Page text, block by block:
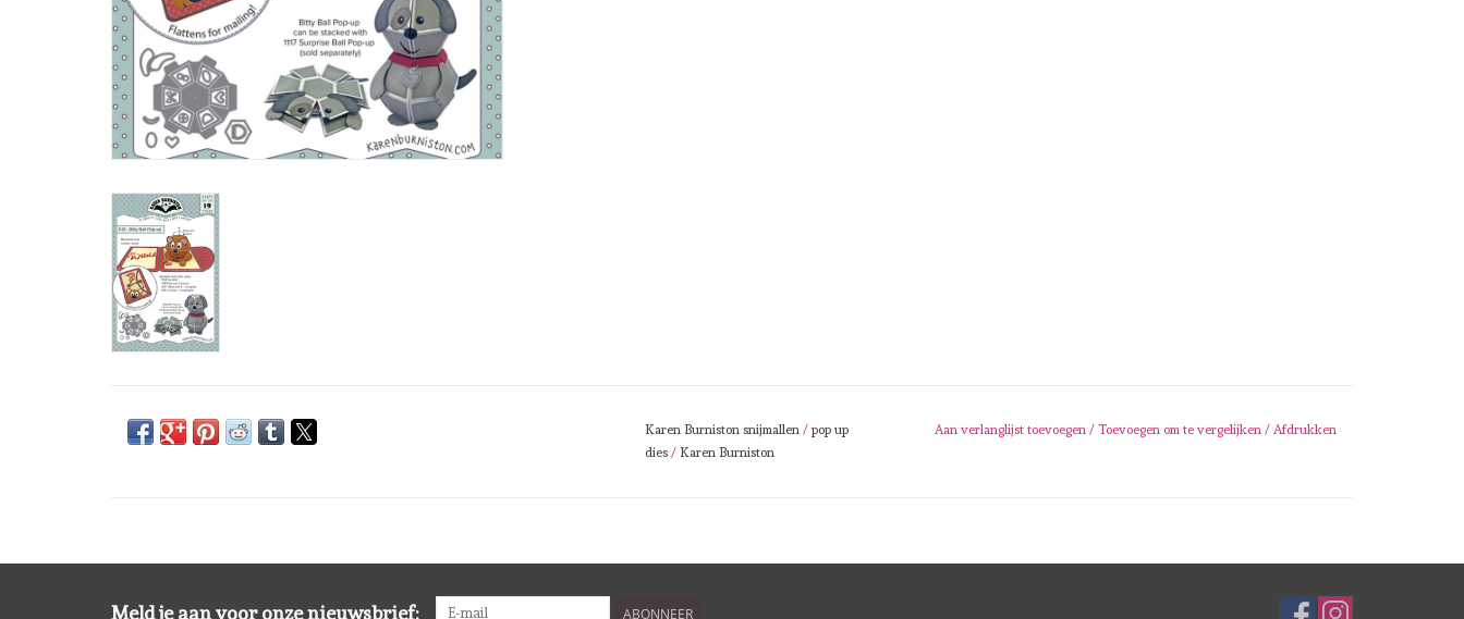
Karen Burniston snijmallen / pop up
dies / Karen Burniston
Aan verlanglijst toevoegen / Toevoegen om te vergelijken / Afdrukken
Meld je aan voor onze nieuwsbrief: ABONNEER